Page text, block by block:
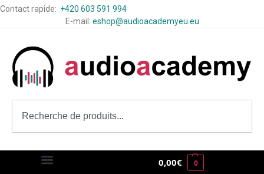
Contact rapide: +420 603 591 994
E-mail: eshop@audioacademyeu.eu
0,00€ 0